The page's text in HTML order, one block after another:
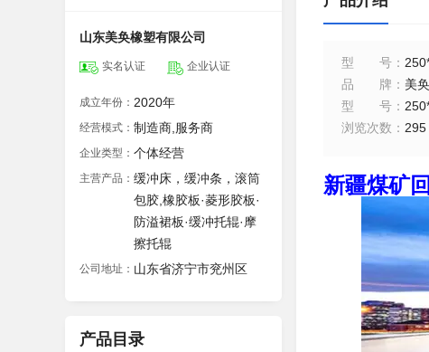
山东美奂橡塑有限公司
实名认证 企业认证
成立年份： 2020年
经营模式： 制造商,服务商
企业类型： 个体经营
主营产品： 缓冲床，缓冲条，滚筒
包胶,橡胶板·菱形胶板·
防溢裙板·缓冲托辊·摩
擦托辊
公司地址： 山东省济宁市兖州区
产品目录
型号 ：
品牌 ： 美奂
型号 ：
浏览次数 ： 295
新疆煤矿